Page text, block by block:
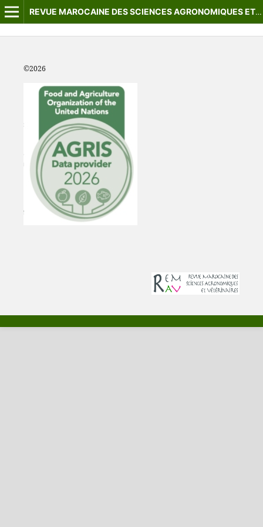
REVUE MAROCAINE DES SCIENCES AGRONOMIQUES ET VÉTÉRINAIRES
©2026